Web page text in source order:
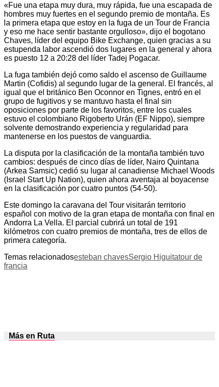
«Fue una etapa muy dura, muy rápida, fue una escapada de
hombres muy fuertes en el segundo premio de montaña. Es
la primera etapa que estoy en la fuga de un Tour de Francia
y eso me hace sentir bastante orgulloso», dijo el bogotano
Chaves, líder del equipo Bike Exchange, quien gracias a su
estupenda labor ascendió dos lugares en la general y ahora
es puesto 12 a 20:28 del líder Tadej Pogacar.
La fuga también dejó como saldo el ascenso de Guillaume
Martin (Cofidis) al segundo lugar de la general. El francés, al
igual que el británico Ben Oconnor en Tignes, entró en el
grupo de fugitivos y se mantuvo hasta el final sin
oposiciones por parte de los favoritos, entre los cuales
estuvo el colombiano Rigoberto Urán (EF Nippo), siempre
solvente demostrando experiencia y regularidad para
mantenerse en los puestos de vanguardia.
La disputa por la clasificación de la montaña también tuvo
cambios: después de cinco días de líder, Nairo Quintana
(Arkea Samsic) cedió su lugar al canadiense Michael Woods
(Israel Start Up Nation), quien ahora aventaja al boyacense
en la clasificación por cuatro puntos (54-50).
Este domingo la caravana del Tour visitarán territorio
español con motivo de la gran etapa de montaña con final en
Andorra La Vella. El parcial cubrirá un total de 191
kilómetros con cuatro premios de montaña, tres de ellos de
primera categoría.
Temas relacionadosesteban chavesSergio Higuitatour de
francia
Más en Ruta